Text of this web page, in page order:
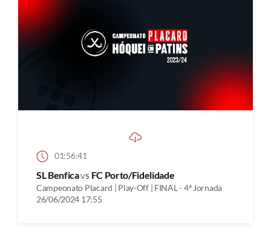
01:56:41
SL Benficavs FC Porto/Fidelidade
Campeonato Placard | Play-Off | FINAL - 4ª Jornada
26/06/2024 17:55